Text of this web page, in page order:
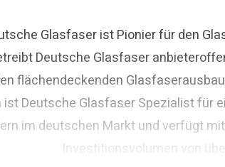
Glasfaser ist Pionier für den
Deutsche Glasfaser
flächendeckenden
Deutsche Glasfaser Spezialist für
im deutschen Markt und verfügt
Investitionsvolumen von